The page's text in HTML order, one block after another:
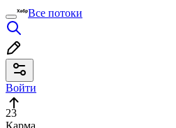
Все потоки
Войти
23
Карма